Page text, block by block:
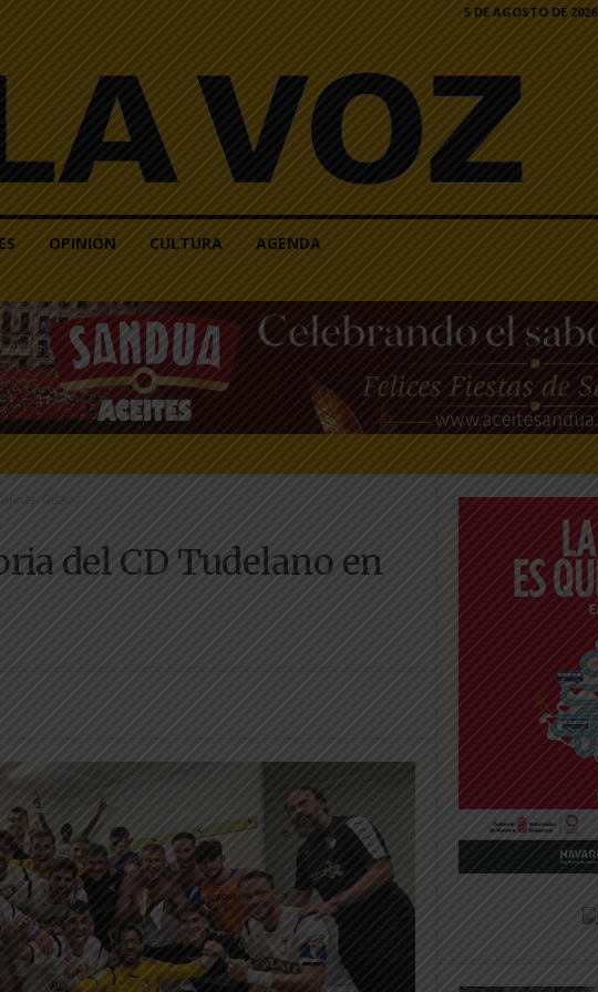
5 DE AGOSTO DE 2026
OPINIÓN CULTURA AGENDA
en Getxo
del CD Tudelano en